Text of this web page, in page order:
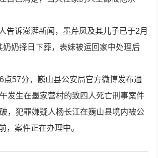
告诉澎湃新闻，墨芹凤及其儿子已于2月
奶奶择日下葬，表妹被运回家中处理后
点57分，巍山县公安局官方微博发布通
发生在墨家营村的致四人死亡刑事案件
，犯罪嫌疑人杨长江在巍山县境内被公
，案件正在办理中。